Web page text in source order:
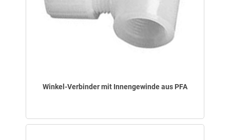
Winkel-Verbinder mit Innengewinde aus PFA